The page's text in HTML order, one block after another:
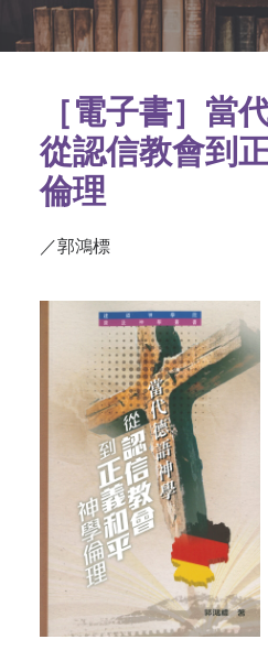
［電子書］當
從認信教會到
倫理
／郭鴻標